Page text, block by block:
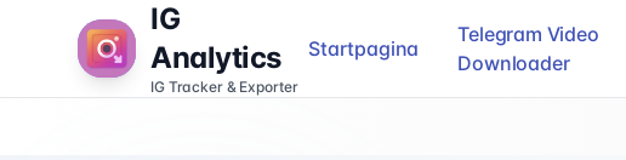
IG
Analytics
IG Tracker & Exporter
Startpagina
Telegram Video
Downloader